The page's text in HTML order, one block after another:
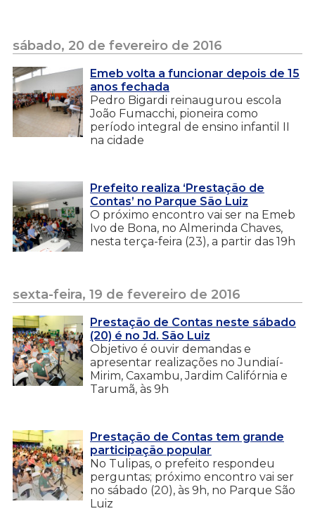
sábado, 20 de fevereiro de 2016
Emeb volta a funcionar depois de 15
anos fechada
Pedro Bigardi reinaugurou escola
João Fumacchi, pioneira como
período integral de ensino infantil II
na cidade
Prefeito realiza ‘Prestação de
Contas’ no Parque São Luiz
O próximo encontro vai ser na Emeb
Ivo de Bona, no Almerinda Chaves,
nesta terça-feira (23), a partir das 19h
sexta-feira, 19 de fevereiro de 2016
Prestação de Contas neste sábado
(20) é no Jd. São Luiz
Objetivo é ouvir demandas e
apresentar realizações no Jundiaí-
Mirim, Caxambu, Jardim Califórnia e
Tarumã, às 9h
Prestação de Contas tem grande
participação popular
No Tulipas, o prefeito respondeu
perguntas; próximo encontro vai ser
no sábado (20), às 9h, no Parque São
Luiz